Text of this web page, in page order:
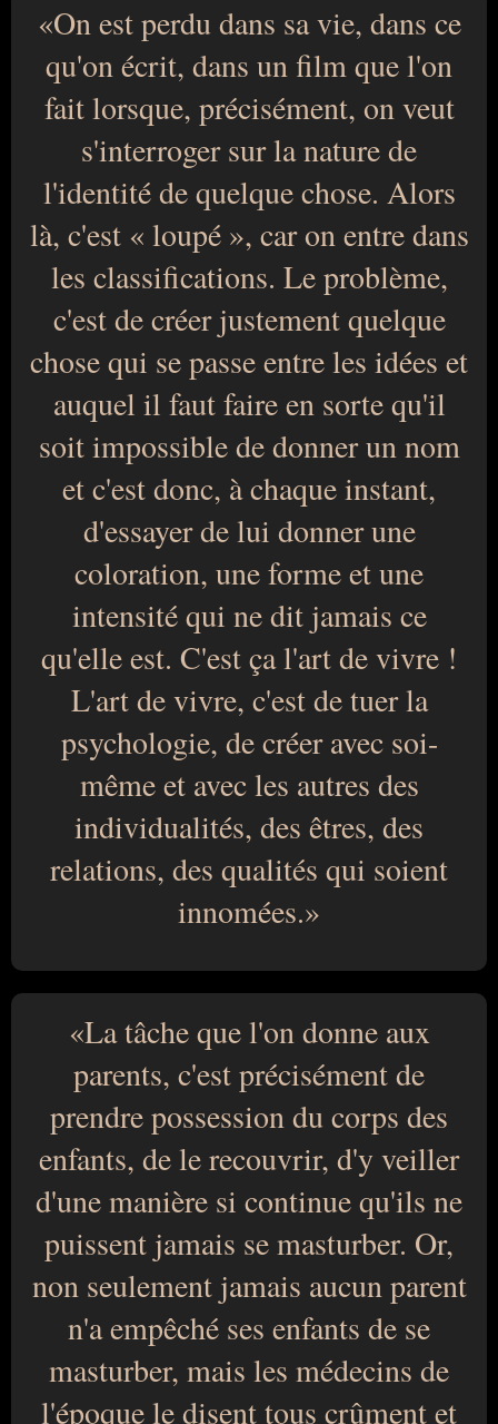
On est perdu dans sa vie, dans ce
qu'on écrit, dans un film que l'on
fait lorsque, précisément, on veut
s'interroger sur la nature de
l'identité de quelque chose. Alors
là, c'est « loupé », car on entre dans
les classifications. Le problème,
c'est de créer justement quelque
chose qui se passe entre les idées et
auquel il faut faire en sorte qu'il
soit impossible de donner un nom
et c'est donc, à chaque instant,
d'essayer de lui donner une
coloration, une forme et une
intensité qui ne dit jamais ce
qu'elle est. C'est ça l'art de vivre !
L'art de vivre, c'est de tuer la
psychologie, de créer avec soi-
même et avec les autres des
individualités, des êtres, des
relations, des qualités qui soient
innomées.
La tâche que l'on donne aux
parents, c'est précisément de
prendre possession du corps des
enfants, de le recouvrir, d'y veiller
d'une manière si continue qu'ils ne
puissent jamais se masturber. Or,
non seulement jamais aucun parent
n'a empêché ses enfants de se
masturber, mais les médecins de
l'époque le disent tous crûment et